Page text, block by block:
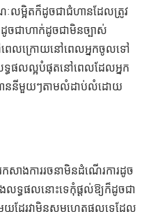
លម្អិតក៏ដូចជាជំហានដែលត្រូវ
ចជាហាក់ដូចជាមិនច្បាស់
េលក្រោយនៅពេលអ្នកចូលទៅ
ទ្ធផលល្អបំផុតនៅពេលដែលអ្នក
ាននីមួយៗតាមលំដាប់លំដោយ
សាងការរចនាមិនដំណើរការដូច
លទ្ធផលនោះទេកុំផ្តល់ឱ្យក៏ដូចជា
យដែរវាមិនសមហេតុផលទេដែល